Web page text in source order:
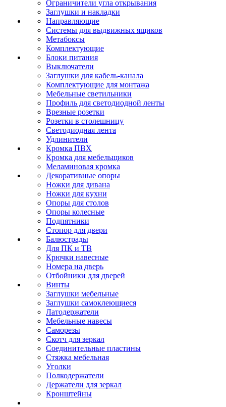
Ограничители угла открывания
Заглушки и накладки
Направляющие
Системы для выдвижных ящиков
Метабоксы
Комплектующие
Блоки питания
Выключатели
Заглушки для кабель-канала
Комплектующие для монтажа
Мебельные светильники
Профиль для светодиодной ленты
Врезные розетки
Розетки в столешницу
Светодиодная лента
Удлинители
Кромка ПВХ
Кромка для мебельщиков
Меламиновая кромка
Декоративные опоры
Ножки для дивана
Ножки для кухни
Опоры для столов
Опоры колесные
Подпятники
Стопор для двери
Балюстрады
Для ПК и ТВ
Крючки навесные
Номера на дверь
Отбойники для дверей
Винты
Заглушки мебельные
Заглушки самоклеющиеся
Латодержатели
Мебельные навесы
Саморезы
Скотч для зеркал
Соединительные пластины
Стяжка мебельная
Уголки
Полкодержатели
Держатели для зеркал
Кронштейны